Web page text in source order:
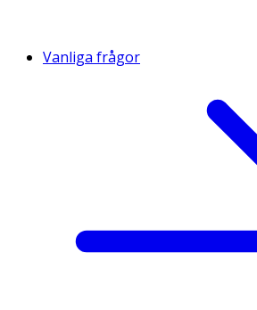
Vanliga frågor